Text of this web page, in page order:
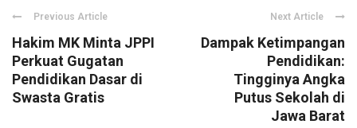
Previous Article
Hakim MK Minta JPPI
Perkuat Gugatan
Pendidikan Dasar di
Swasta Gratis
Next Article
Dampak Ketimpangan
Pendidikan:
Tingginya Angka
Putus Sekolah di
Jawa Barat